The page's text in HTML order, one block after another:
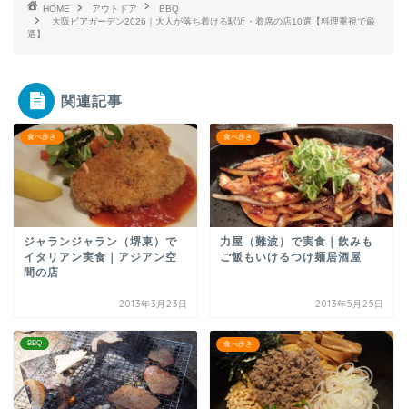
HOME アウトドア
BBQ
大阪ビアガーデン2026｜大人が落ち着ける駅近・着席の店10選【料理重視で厳
選】
関連記事
食べ歩き
ジャランジャラン（堺東）で
イタリアン実食｜アジアン空
間の店
2013年3月23日
食べ歩き
力屋（難波）で実食｜飲みも
ご飯もいけるつけ麺居酒屋
2013年5月25日
BBQ 食べ歩き